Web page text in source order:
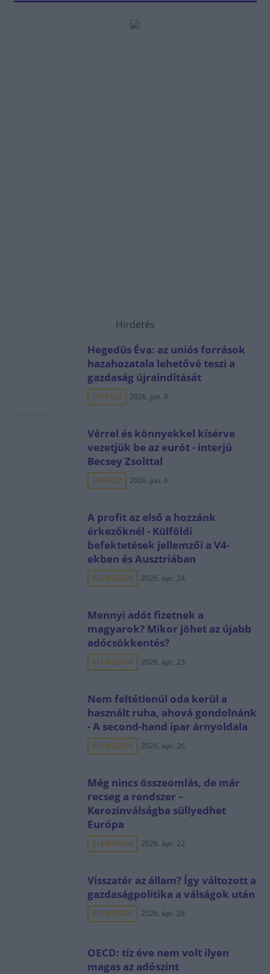
Hirdetés
Hegedüs Éva: az uniós források
hazahozatala lehetővé teszi a
gazdaság újraindítását
INTERJÚ 2026. jún. 8.
Vérrel és könnyekkel kísérve
vezetjük be az eurót - interjú
Becsey Zsolttal
INTERJÚ 2026. jún. 6.
A profit az első a hozzánk
érkezőknél - Külföldi
befektetések jellemzői a V4-
ekben és Ausztriában
ELEMZÉSEK 2026. ápr. 24.
Mennyi adót fizetnek a
magyarok? Mikor jöhet az újabb
adócsökkentés?
ELEMZÉSEK 2026. ápr. 23.
Nem feltétlenül oda kerül a
használt ruha, ahová gondolnánk
- A second-hand ipar árnyoldala
ELEMZÉSEK 2026. ápr. 26.
Még nincs összeomlás, de már
recseg a rendszer –
Kerozinválságba süllyedhet
Európa
ELEMZÉSEK 2026. ápr. 22.
Visszatér az állam? Így változott a
gazdaságpolitika a válságok után
ELEMZÉSEK 2026. ápr. 28.
OECD: tíz éve nem volt ilyen
magas az adószint